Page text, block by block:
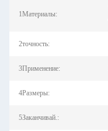
1Материалы:
2точность:
3Применение:
4Размеры:
5Заканчивай.: